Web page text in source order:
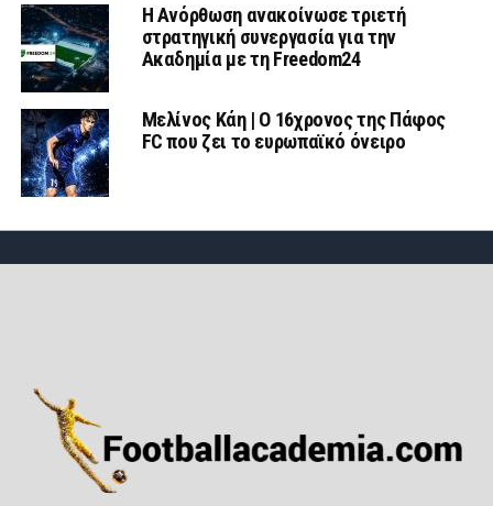
Η Ανόρθωση ανακοίνωσε τριετή
στρατηγική συνεργασία για την
Ακαδημία με τη Freedom24
Μελίνος Κάη | Ο 16χρονος της Πάφος
FC που ζει το ευρωπαϊκό όνειρο